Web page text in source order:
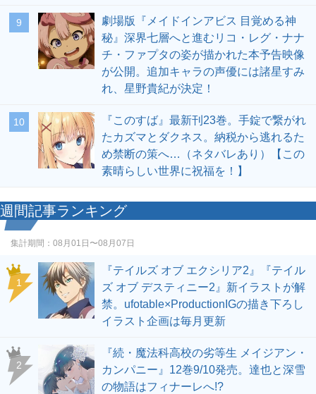
9
劇場版『メイドインアビス 目覚める神
秘』深界七層へと進むリコ・レグ・ナナ
チ・ファプタの姿が描かれた本予告映像
が公開。追加キャラの声優には諸星すみ
れ、星野貴紀が決定！
10
『このすば』最新刊23巻。手錠で繋がれ
たカズマとダクネス。納税から逃れるた
め禁断の策へ…（ネタバレあり）【この
素晴らしい世界に祝福を！】
週間記事ランキング
集計期間： 08月01日〜08月07日
1
『テイルズ オブ エクシリア2』『テイル
ズ オブ デスティニー2』新イラストが解
禁。ufotable×ProductionIGの描き下ろし
イラスト企画は毎月更新
2
『続・魔法科高校の劣等生 メイジアン・
カンパニー』12巻9/10発売。達也と深雪
の物語はフィナーレへ!?